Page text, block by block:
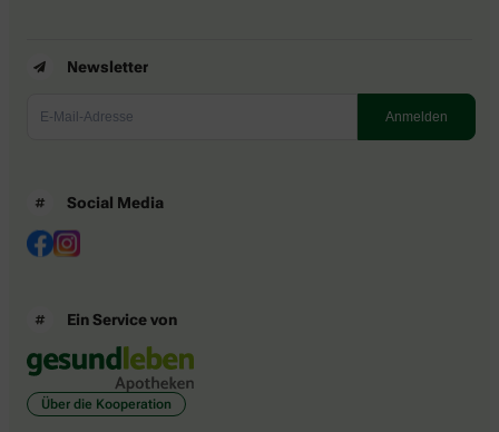
Newsletter
Social Media
Ein Service von
Über die Kooperation